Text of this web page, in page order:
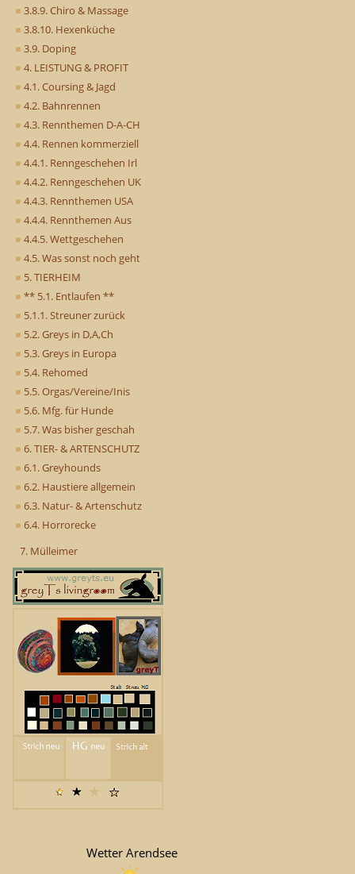
3.8.9. Chiro & Massage
3.8.10. Hexenküche
3.9. Doping
4. LEISTUNG & PROFIT
4.1. Coursing & Jagd
4.2. Bahnrennen
4.3. Rennthemen D-A-CH
4.4. Rennen kommerziell
4.4.1. Renngeschehen Irl
4.4.2. Renngeschehen UK
4.4.3. Rennthemen USA
4.4.4. Rennthemen Aus
4.4.5. Wettgeschehen
4.5. Was sonst noch geht
5. TIERHEIM
** 5.1. Entlaufen **
5.1.1. Streuner zurück
5.2. Greys in D,A,Ch
5.3. Greys in Europa
5.4. Rehomed
5.5. Orgas/Vereine/Inis
5.6. Mfg. für Hunde
5.7. Was bisher geschah
6. TIER- & ARTENSCHUTZ
6.1. Greyhounds
6.2. Haustiere allgemein
6.3. Natur- & Artenschutz
6.4. Horrorecke
7. Mülleimer
Wetter Arendsee